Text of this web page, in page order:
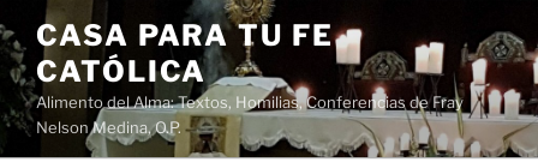
Saltar
al
contenido
CASA PARA TU FE
CATÓLICA
Alimento del Alma: Textos, Homilias, Conferencias de Fray
Nelson Medina, O.P.